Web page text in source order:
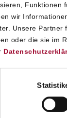
Funktionen
wir
Unsere
oder die sie im
LA LISTE:Top
Bewertung
Rolling Pin:
101 besten
Overall
Falstaff
Restaurant